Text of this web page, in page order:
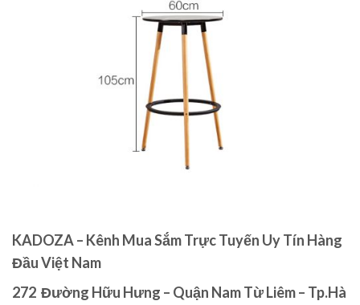
KADOZA – Kênh Mua Sắm Trực Tuyến Uy Tín Hàng
Đầu Việt Nam
272 Đường Hữu Hưng – Quận Nam Từ Liêm – Tp.Hà